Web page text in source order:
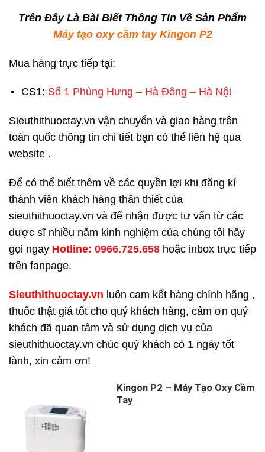
Trên Đây Là Bài Biết Thông Tin Về Sản Phẩm
Máy tạo oxy cầm tay Kingon P2
Mua hàng trực tiếp tại:
CS1: Số 1 Phùng Hưng – Hà Đông – Hà Nội
Sieuthithuoctay.vn vận chuyển và giao hàng trên
toàn quốc thông tin chi tiết bạn có thể liên hệ qua
website .
Để có thể biết thêm về các quyền lợi khi đăng kí
thành viên khách hàng thân thiết của
sieuthithuoctay.vn và để nhận được tư vấn từ các
dược sĩ nhiều năm kinh nghiệm của chúng tôi hãy
gọi ngay Hotline: 0966.725.658 hoặc inbox trực tiếp
trên fanpage.
Sieuthithuoctay.vn luôn cam kết hàng chính hãng ,
thuốc thật giá tốt cho quý khách hàng, cảm ơn quý
khách đã quan tâm và sử dụng dịch vụ của
sieuthithuoctay.vn chúc quý khách có 1 ngày tốt
lành, xin cảm ơn!
Kingon P2 – Máy Tạo Oxy Cầm
Tay